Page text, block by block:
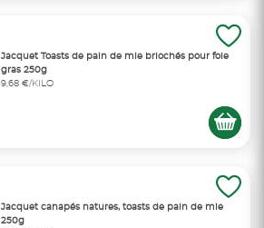
Jacquet Toasts de pain de mie briochés pour foie
gras 250g
9,68 €/KILO
Jacquet canapés natures, toasts de pain de mie
250g